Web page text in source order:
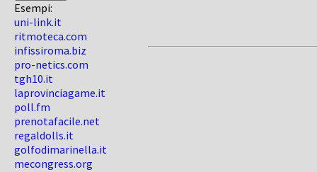
Esempi:
uni-link.it
ritmoteca.com
infissiroma.biz
pro-netics.com
tgh10.it
laprovinciagame.it
poll.fm
prenotafacile.net
regaldolls.it
golfodimarinella.it
mecongress.org